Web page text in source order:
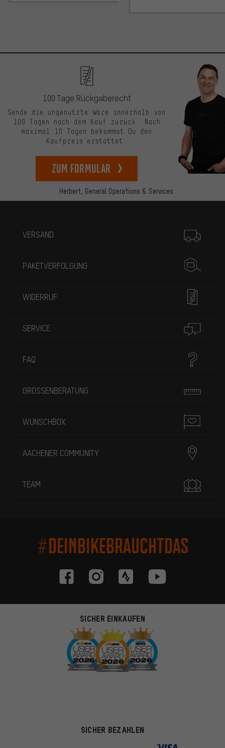
Herbert, General Operations & Services
100 Tage Rückgaberecht
Sende die ungenutzte Ware innerhalb von
100 Tagen nach dem Kauf zurück. Nach
maximal 10 Tagen bekommst Du den
Kaufpreis erstattet.
zum Formular
VERSAND
PAKETVERFOLGUNG
WIDERRUF
SERVICE
FAQ
GRÖSSENBERATUNG
WUNSCHBOX
AACHENER COMMUNITY
TEAM
#DEINBIKEBRAUCHTDAS
SICHER EINKAUFEN
SICHER BEZAHLEN